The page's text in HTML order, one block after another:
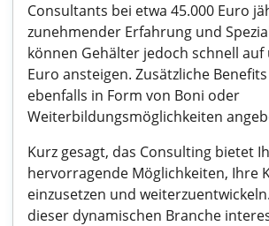
Consultants bei etwa 45.000 Euro
zunehmender Erfahrung und
können Gehälter jedoch schnell auf
Euro ansteigen. Zusätzliche
ebenfalls in Form von Boni oder
Weiterbildungsmöglichkeiten
Kurz gesagt, das Consulting bietet
hervorragende Möglichkeiten, Ihre
einzusetzen und
dieser dynamischen Branche